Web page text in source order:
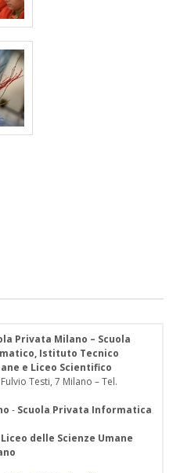
Privata Milano – Scuola
Istituto Tecnico
e Liceo Scientifico
Testi, 7 Milano – Tel.
- Scuola Privata Informatica
Liceo delle Scienze Umane